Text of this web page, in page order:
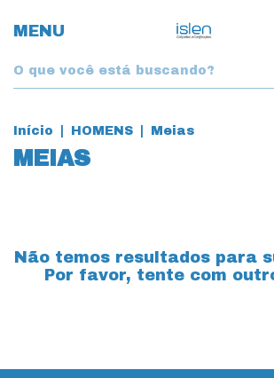
MENU
Início HOMENS Meias
MEIAS
Não temos resultados para
Por favor, tente com